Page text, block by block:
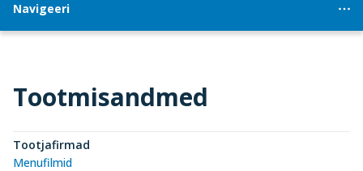
Navigeeri
Tootmisandmed
Tootjafirmad
Menufilmid